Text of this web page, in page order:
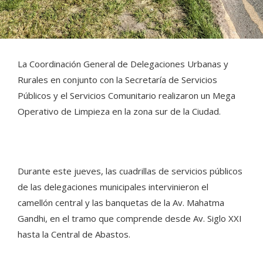
La Coordinación General de Delegaciones Urbanas y
Rurales en conjunto con la Secretaría de Servicios
Públicos y el Servicios Comunitario realizaron un Mega
Operativo de Limpieza en la zona sur de la Ciudad.
Durante este jueves, las cuadrillas de servicios públicos
de las delegaciones municipales intervinieron el
camellón central y las banquetas de la Av. Mahatma
Gandhi, en el tramo que comprende desde Av. Siglo XXI
hasta la Central de Abastos.